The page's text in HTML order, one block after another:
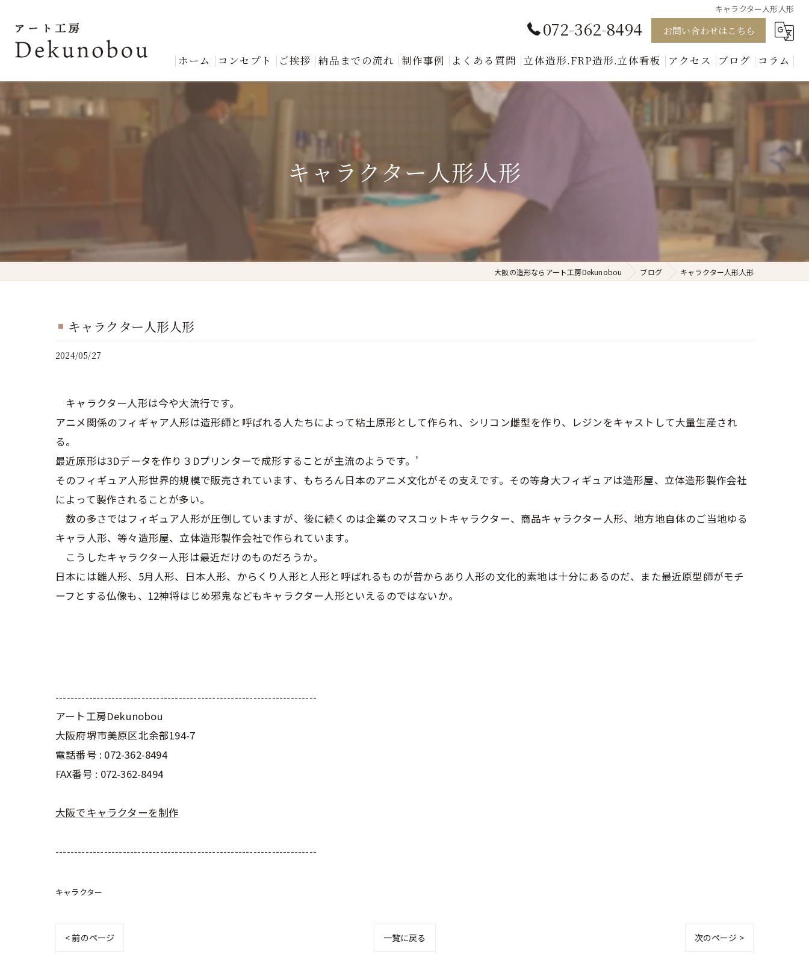
キャラクター人形人形
072-362-8494 お問い合わせはこちら
ホーム コンセプト ご挨拶 納品までの流れ 制作事例 よくある質問 立体造形.FRP造形.立体看板 アクセス ブログ コラム
キャラクター人形人形
大阪の造形ならアート工房Dekunobou ブログ キャラクター人形人形
キャラクター人形人形
2024/05/27
キャラクター人形は今や大流行です。
アニメ関係のフィギャア人形は造形師と呼ばれる人たちによって粘土原形として作られ、シリコン雌型を作り、レジンをキャストして大量生産され
る。
最近原形は3Dデータを作り３Dプリンターで成形することが主流のようです。’
そのフィギュア人形世界的規模で販売されています、もちろん日本のアニメ文化がその支えです。その等身大フィギュアは造形屋、立体造形製作会社
によって製作されることが多い。
数の多さではフィギュア人形が圧倒していますが、後に続くのは企業のマスコットキャラクター、商品キャラクター人形、地方地自体のご当地ゆる
キャラ人形、等々造形屋、立体造形製作会社で作られています。
こうしたキャラクター人形は最近だけのものだろうか。
日本には雛人形、5月人形、日本人形、からくり人形と人形と呼ばれるものが昔からあり人形の文化的素地は十分にあるのだ、また最近原型師がモチ
ーフとする仏像も、12神将はじめ邪鬼などもキャラクター人形といえるのではないか。
----------------------------------------------------------------------
アート工房Dekunobou
大阪府堺市美原区北余部194-7
電話番号 : 072-362-8494
FAX番号 : 072-362-8494
大阪でキャラクターを制作
----------------------------------------------------------------------
キャラクター
< 前のページ 一覧に戻る 次のページ >